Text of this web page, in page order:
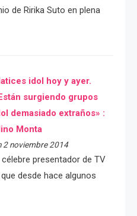
de Ririka Suto en plena
idol hoy y ayer.
surgiendo grupos
demasiado extraños» :
Monta
2 noviembre 2014
célebre presentador de TV
desde hace algunos